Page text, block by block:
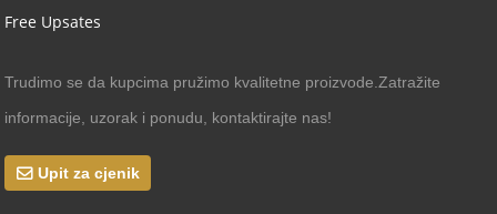
Free Upsates
Trudimo se da kupcima pružimo kvalitetne proizvode.Zatražite
informacije, uzorak i ponudu, kontaktirajte nas!
Upit za cjenik